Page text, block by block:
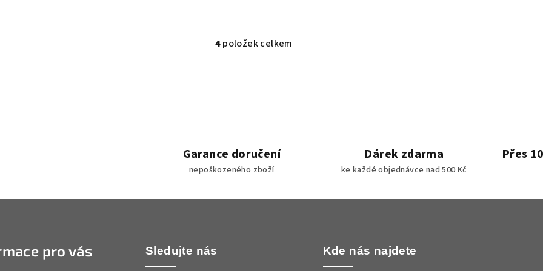
O
c
í
r
4položek celkem
Garance doručení
nepoškozeného zboží
Dárek zdarma
ke každé objednávce nad 500 Kč
Přes
pro vás Sledujte nás Kde nás najdete